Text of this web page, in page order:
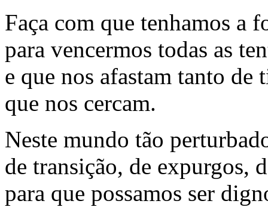
Faça com que tenhamos a
para vencermos todas as
e que nos afastam tanto
que nos cercam.
Neste mundo tão
de transição, de expurgos,
para que possamos ser